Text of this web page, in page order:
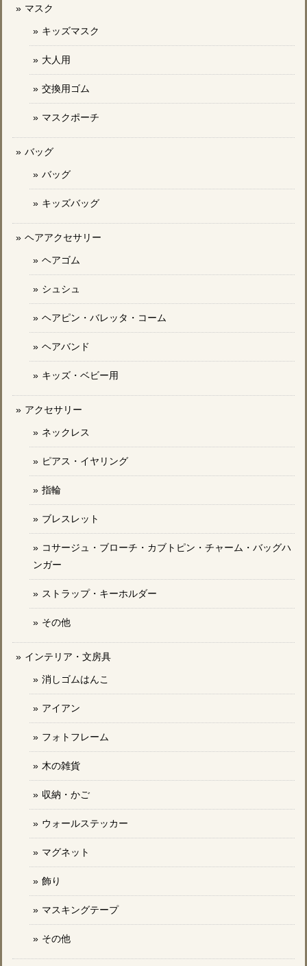
マスク
キッズマスク
大人用
交換用ゴム
マスクポーチ
バッグ
バッグ
キッズバッグ
ヘアアクセサリー
ヘアゴム
シュシュ
ヘアピン・バレッタ・コーム
ヘアバンド
キッズ・ベビー用
アクセサリー
ネックレス
ピアス・イヤリング
指輪
ブレスレット
コサージュ・ブローチ・カブトピン・チャーム・バッグハ
ンガー
ストラップ・キーホルダー
その他
インテリア・文房具
消しゴムはんこ
アイアン
フォトフレーム
木の雑貨
収納・かご
ウォールステッカー
マグネット
飾り
マスキングテープ
その他